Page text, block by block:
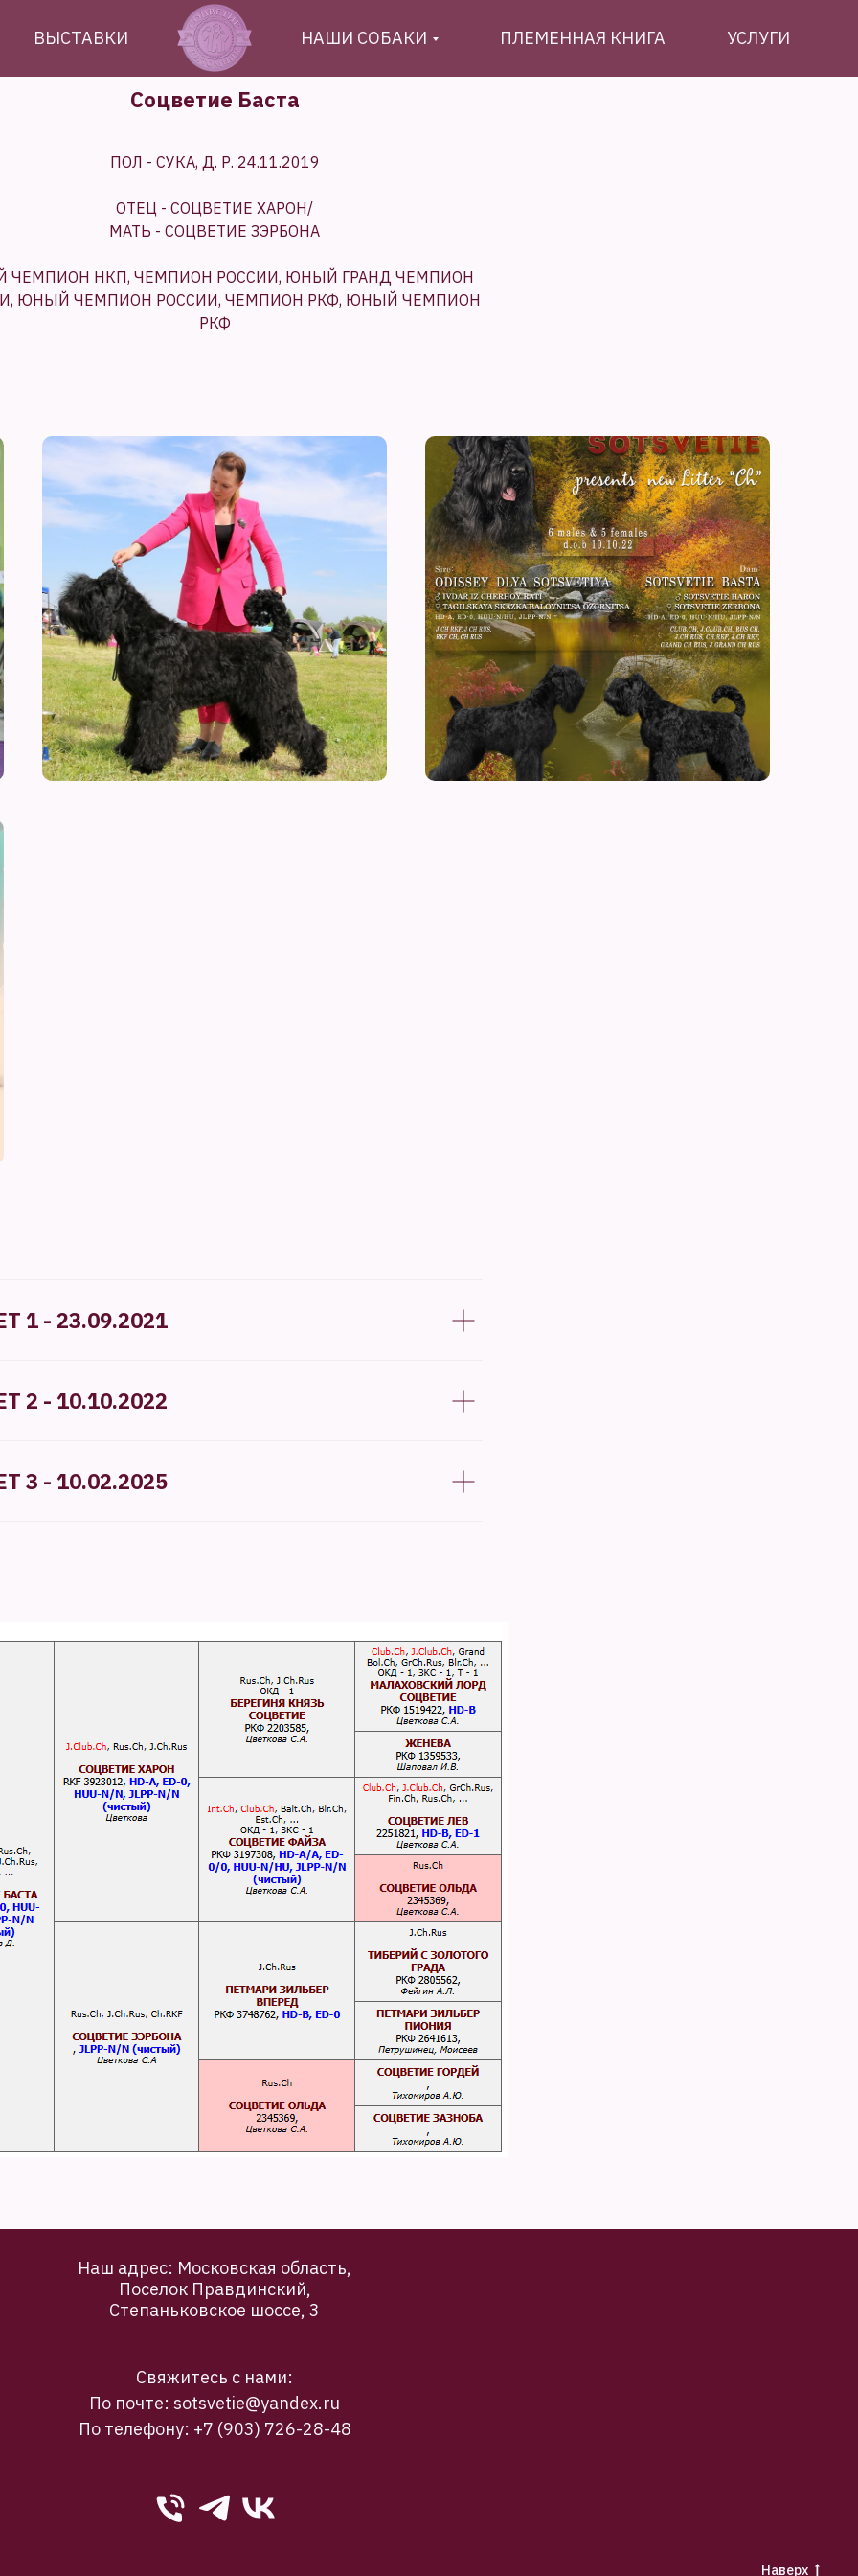
ВЫСТАВКИ НАШИ СОБАКИ ПЛЕМЕННАЯ КНИГА УСЛУГИ
Соцветие Баста
ПОЛ - СУКА, Д. Р. 24.11.2019
ОТЕЦ - СОЦВЕТИЕ ХАРОН/
МАТЬ - СОЦВЕТИЕ ЗЭРБОНА
ЧЕМПИОН НКП, ЧЕМПИОН РОССИИ, ЮНЫЙ ГРАНД ЧЕМПИОН
ЮНЫЙ ЧЕМПИОН РОССИИ, ЧЕМПИОН РКФ, ЮНЫЙ ЧЕМПИОН
РКФ
1 - 23.09.2021
2 - 10.10.2022
3 - 10.02.2025
Наш адрес: Московская область,
Поселок Правдинский,
Степаньковское шоссе, 3
Свяжитесь с нами:
По почте: sotsvetie@yandex.ru
По телефону: +7 (903) 726-28-48
Наверх